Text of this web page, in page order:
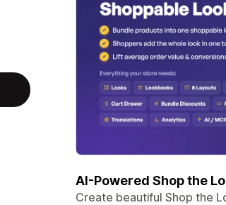
AI-Powered Shop the
Create beautiful Shop the